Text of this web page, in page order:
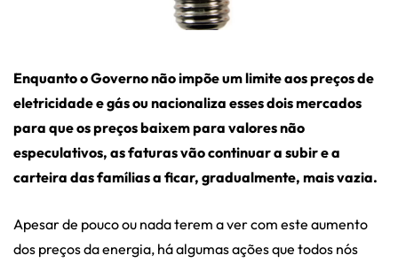
Enquanto o Governo não impõe um limite aos preços de
eletricidade e gás ou nacionaliza esses dois mercados
para que os preços baixem para valores não
especulativos, as faturas vão continuar a subir e a
carteira das famílias a ficar, gradualmente, mais vazia.
Apesar de pouco ou nada terem a ver com este aumento
dos preços da energia, há algumas ações que todos nós